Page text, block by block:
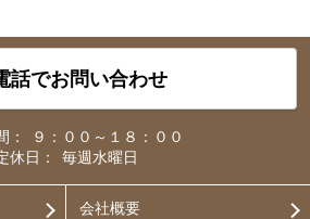
話でお問い合わせ
：
９：００～１８：００
休日：
毎週水曜日
会社概要